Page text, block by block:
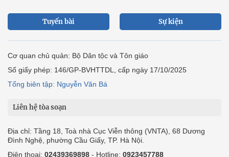
Tuyến bài Sự kiện
Cơ quan chủ quản: Bộ Dân tộc và Tôn giáo
Số giấy phép: 146/GP-BVHTTDL, cấp ngày 17/10/2025
Tổng biên tập: Nguyễn Văn Bá
Liên hệ tòa soạn
Địa chỉ: Tầng 18, Toà nhà Cục Viễn thông (VNTA), 68 Dương
Đình Nghệ, phường Cầu Giấy, TP. Hà Nội.
Điện thoại: 02439369898 - Hotline: 0923457788